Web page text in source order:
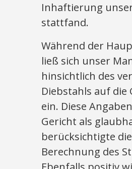
Inhaftierung
stattfand.
Während der
ließ sich unser
hinsichtlich des
Diebstahls auf die
ein. Diese
Gericht als
berücksichtigte
Berechnung des